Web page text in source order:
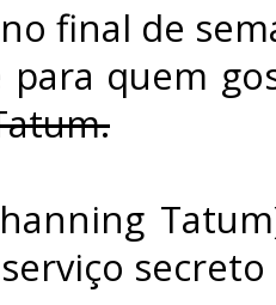
final de
para quem
secreto